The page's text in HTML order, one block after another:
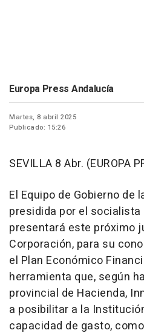
Europa Press Andalucía
Martes, 8 abril 2025
Publicado: 15:26
SEVILLA 8 Abr. (EUROPA
El Equipo de Gobierno de
presidida por el socialista
presentará este próximo
Corporación, para su
el Plan Económico
herramienta que, según
provincial de Hacienda,
a posibilitar a la
capacidad de gasto,